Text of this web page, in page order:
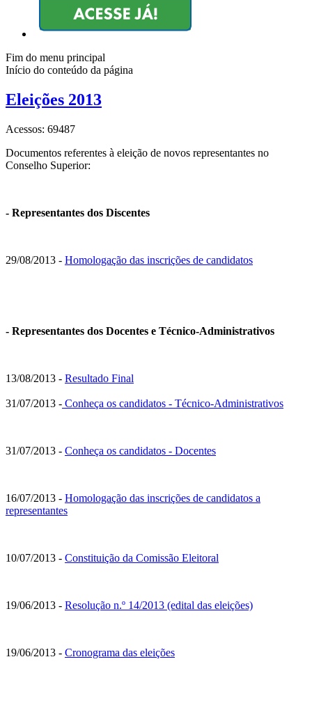
Fim do menu principal
Início do conteúdo da página
Eleições 2013
Acessos: 69487
Documentos referentes à eleição de novos representantes no
Conselho Superior:
- Representantes dos Discentes
29/08/2013 - Homologação das inscrições de candidatos
- Representantes dos Docentes e Técnico-Administrativos
13/08/2013 - Resultado Final
31/07/2013 - Conheça os candidatos - Técnico-Administrativos
31/07/2013 - Conheça os candidatos - Docentes
16/07/2013 - Homologação das inscrições de candidatos a
representantes
10/07/2013 - Constituição da Comissão Eleitoral
19/06/2013 - Resolução n.º 14/2013 (edital das eleições)
19/06/2013 - Cronograma das eleições